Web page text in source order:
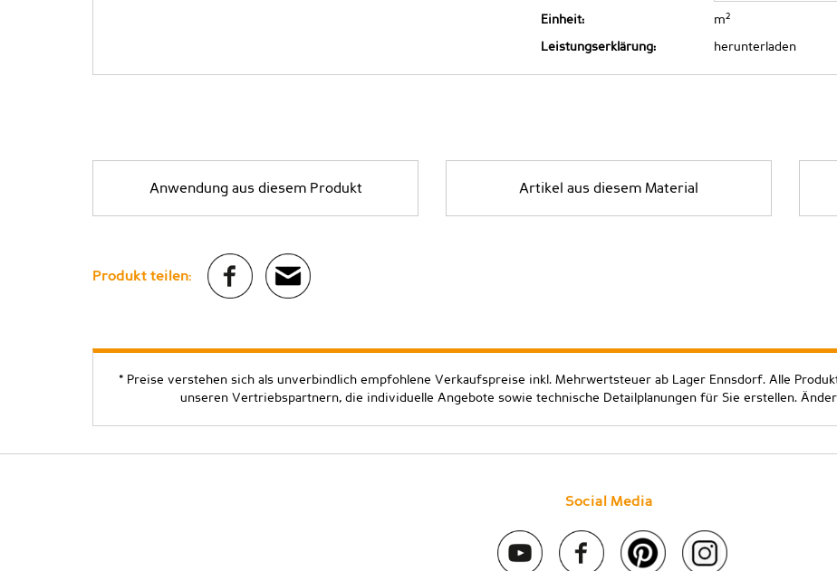
Einheit: m2
Leistungserklärung: herunterladen
Anwendung aus diesem Produkt Artikel aus diesem Material
Produkt teilen:
* Preise verstehen sich als unverbindlich empfohlene Verkaufspreise inkl. Mehrwertsteuer ab Lager Ennsdorf. Alle
unseren Vertriebspartnern, die individuelle Angebote sowie technische Detailplanungen für Sie erstellen.
Social Media